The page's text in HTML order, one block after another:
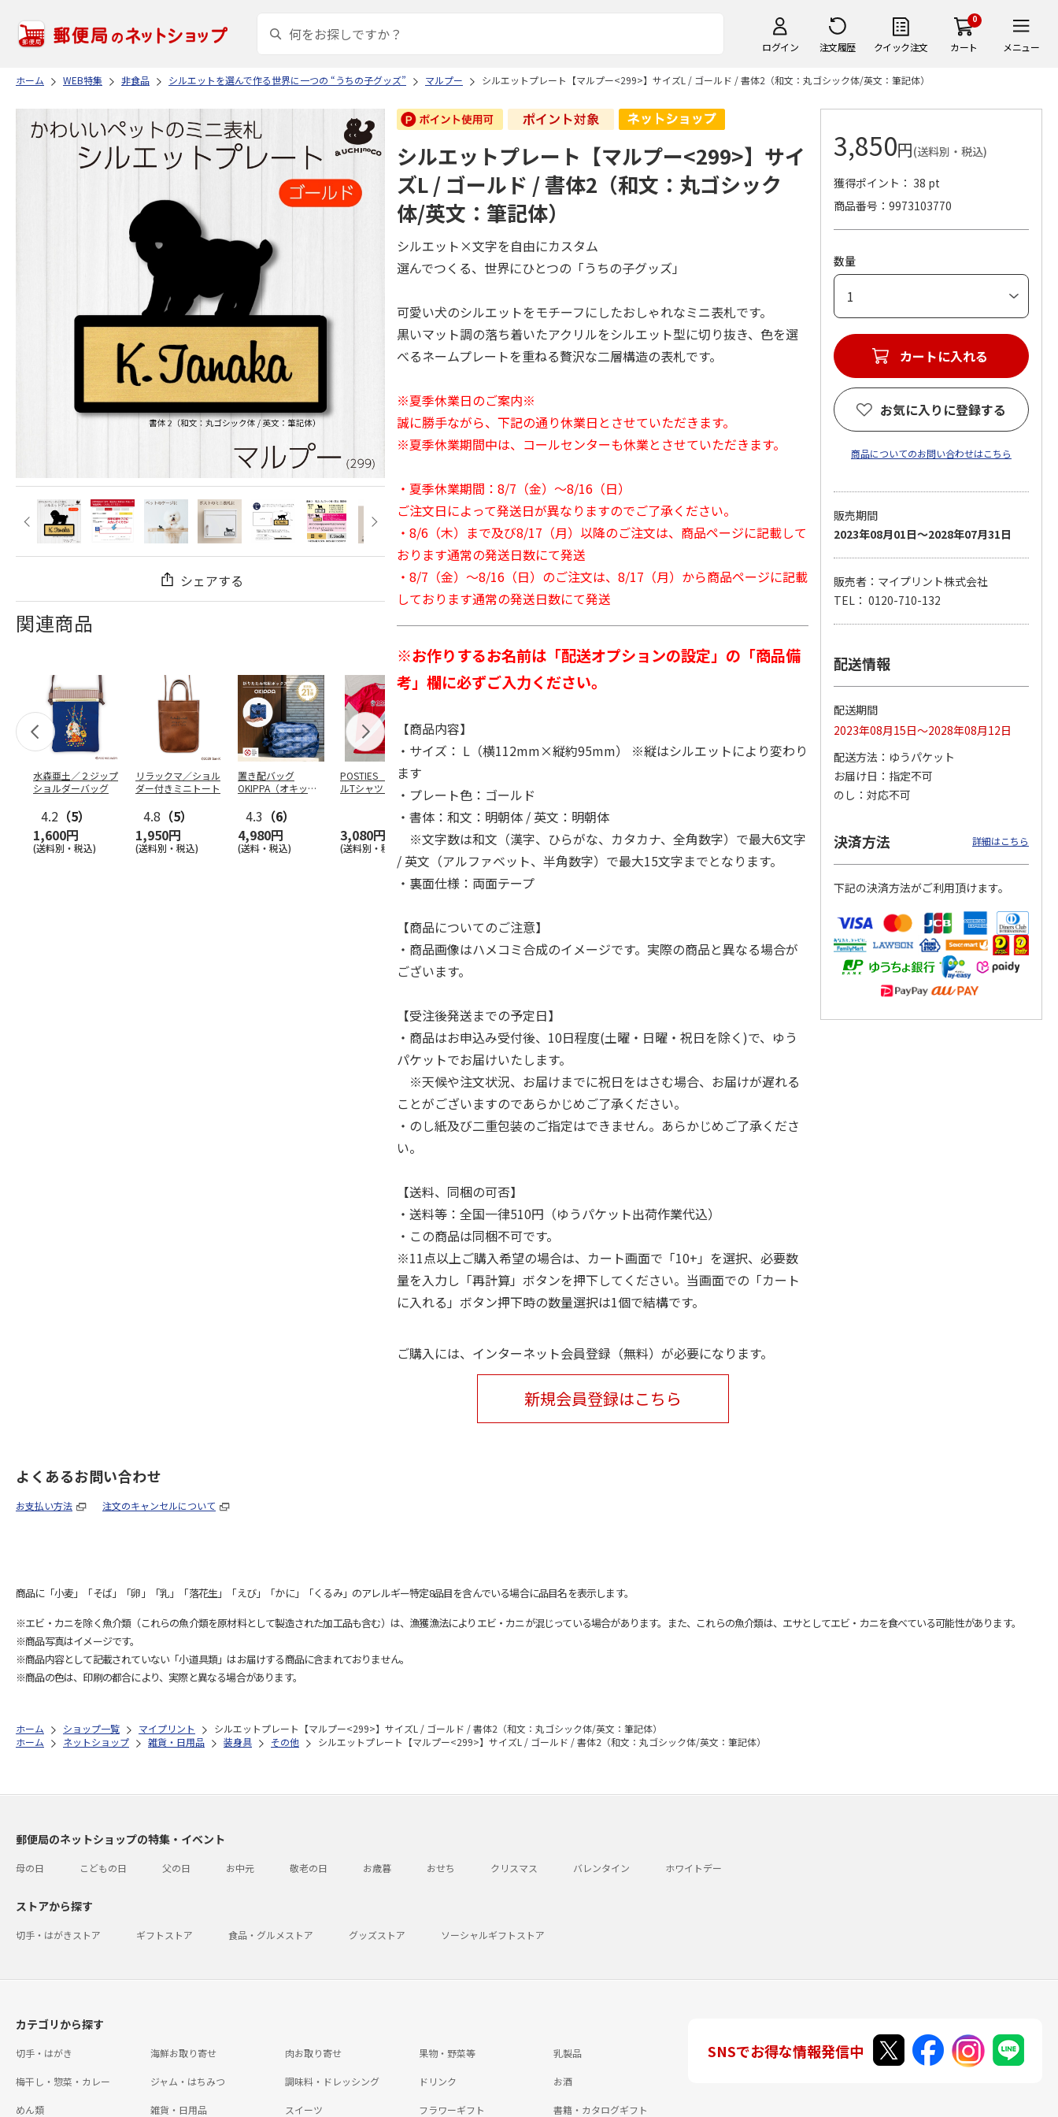
ログイン 注文履歴 クイック注文
0
カート メニュー
ホーム WEB特集 非食品 シルエットを選んで作る世界に一つの “うちの子グッズ” マルプー シルエットプレート【マルプー<299>】サイズL / ゴールド / 書体2（和文：丸ゴシック体/英文：筆記体）
シェアする
関連商品
水森亜土／２ジップ
ショルダーバッグ
4.2 （5）
1,600円
(送料別・税込)
リラックマ／ショル
ダー付きミニトート
4.8 （5）
1,950円
(送料別・税込)
置き配バッグ
OKIPPA（オキッ
4.3 （6）
4,980円
(送料・税込)
POSTIES オリジナ
ルTシャツ Sサイズ
3,080円
(送料別・税込)
奇妙な冒険 黄金の
風』CITY POP…
5.0（3）
4,939円
(送料別・税込)
4.5 （6）
1,760円
(送料別・税込)
3,839円
(送料別・税込)
4,400円
(送料別・税込)
『ジョジョの奇妙な
冒険 スターダスト
クルセイダース』
3,300円
(送料別・税込)
3,300円
(送料別・税込)
シルエットプレート【マルプー<299>】サイ
ズL / ゴールド / 書体2（和文：丸ゴシック
体/英文：筆記体）
シルエット×文字を自由にカスタム
選んでつくる、世界にひとつの「うちの子グッズ」
可愛い犬のシルエットをモチーフにしたおしゃれなミニ表札です。
黒いマット調の落ち着いたアクリルをシルエット型に切り抜き、色を選
べるネームプレートを重ねる贅沢な二層構造の表札です。
※夏季休業日のご案内※
誠に勝手ながら、下記の通り休業日とさせていただきます。
※夏季休業期間中は、コールセンターも休業とさせていただきます。
・夏季休業期間：8/7（金）～8/16（日）
ご注文日によって発送日が異なりますのでご了承ください。
・8/6（木）まで及び8/17（月）以降のご注文は、商品ページに記載して
おります通常の発送日数にて発送
・8/7（金）～8/16（日）のご注文は、8/17（月）から商品ページに記載
しております通常の発送日数にて発送
※お作りするお名前は「配送オプションの設定」の「商品備
考」欄に必ずご入力ください。
【商品内容】
・サイズ： L（横112mm×縦約95mm） ※縦はシルエットにより変わり
ます
・プレート色：ゴールド
・書体：和文：明朝体 / 英文：明朝体
※文字数は和文（漢字、ひらがな、カタカナ、全角数字）で最大6文字
/ 英文（アルファベット、半角数字）で最大15文字までとなります。
・裏面仕様：両面テープ
【商品についてのご注意】
・商品画像はハメコミ合成のイメージです。実際の商品と異なる場合が
ございます。
【受注後発送までの予定日】
・商品はお申込み受付後、10日程度(土曜・日曜・祝日を除く)で、ゆう
パケットでお届けいたします。
※天候や注文状況、お届けまでに祝日をはさむ場合、お届けが遅れる
ことがございますのであらかじめご了承ください。
・のし紙及び二重包装のご指定はできません。あらかじめご了承くださ
い。
【送料、同梱の可否】
・送料等：全国一律510円（ゆうパケット出荷作業代込）
・この商品は同梱不可です。
※11点以上ご購入希望の場合は、カート画面で「10+」を選択、必要数
量を入力し「再計算」ボタンを押下してください。当画面での「カート
に入れる」ボタン押下時の数量選択は1個で結構です。
ご購入には、インターネット会員登録（無料）が必要になります。
新規会員登録はこちら
3,850円(送料別・税込)
獲得ポイント： 38 pt
商品番号
9973103770
数量
カートに入れる
お気に入りに登録する
商品についてのお問い合わせはこちら
販売期間
2023年08月01日～2028年07月31日
販売者：マイプリント株式会社
TEL： 0120-710-132
配送情報
配送期間
2023年08月15日～2028年08月12日
配送方法
ゆうパケット
お届け日
指定不可
のし
対応不可
決済方法 詳細はこちら
下記の決済方法がご利用頂けます。
よくあるお問い合わせ
お支払い方法 注文のキャンセルについて
商品に「小麦」「そば」「卵」「乳」「落花生」「えび」「かに」「くるみ」のアレルギー特定8品目を含んでいる場合に品目名を表示します。
※エビ・カニを除く魚介類（これらの魚介類を原材料として製造された加工品も含む）は、漁獲漁法によりエビ・カニが混じっている場合があります。また、これらの魚介類は、エサとしてエビ・カニを食べている可能性があります。
※商品写真はイメージです。
※商品内容として記載されていない「小道具類」はお届けする商品に含まれておりません。
※商品の色は、印刷の都合により、実際と異なる場合があります。
ホーム ショップ一覧 マイプリント
シルエットプレート【マルプー<299>】サイズL / ゴールド / 書体2（和文：丸ゴシック体/英文：筆記体）
ホーム
ネットショップ 雑貨・日用品 装身具 その他 シルエットプレート【マルプー<299>】サイズL / ゴールド / 書体2（和文：丸ゴシック体/英文：筆記体）
郵便局のネットショップの特集・イベント
母の日 こどもの日 父の日 お中元 敬老の日 お歳暮 おせち クリスマス バレンタイン ホワイトデー
ストアから探す
切手・はがきストア ギフトストア 食品・グルメストア グッズストア ソーシャルギフトストア
カテゴリから探す
切手・はがき 海鮮お取り寄せ 肉お取り寄せ 果物・野菜等 乳製品
梅干し・惣菜・カレー ジャム・はちみつ 調味料・ドレッシング ドリンク お酒
めん類 雑貨・日用品 スイーツ フラワーギフト 書籍・カタログギフト
SNSでお得な情報発信中